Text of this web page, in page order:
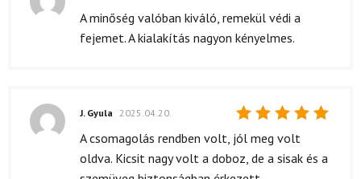
Értékelés:
A minőség valóban kiváló, remekül védi a
fejemet. A kialakítás nagyon kényelmes.
Értékelés:
/ 5
J. Gyula 2025.04.20.
A csomagolás rendben volt, jól meg volt
oldva. Kicsit nagy volt a doboz, de a sisak és a